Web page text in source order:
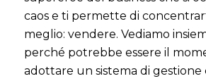
caos e ti permette di
meglio: vendere. Vediamo
perché potrebbe essere il
adottare un sistema di gestione